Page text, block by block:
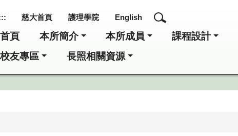
慈大首頁 護理學院 English
首頁 本所簡介 本所成員 課程設計
校友專區
長照相關資源